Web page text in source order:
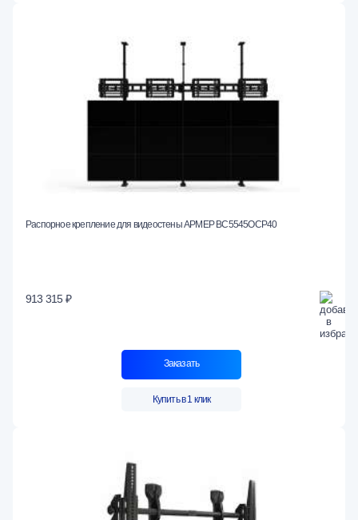
Распорное крепление для видеостены АРМЕР ВС5545ОСР40
913 315 ₽
Заказать
Купить в 1 клик